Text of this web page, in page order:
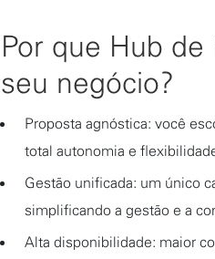
Por que Hub de
seu negócio?
Proposta agnóstica: você
total autonomia e
Gestão unificada: um único
simplificando a gestão e a
Alta disponibilidade: maior